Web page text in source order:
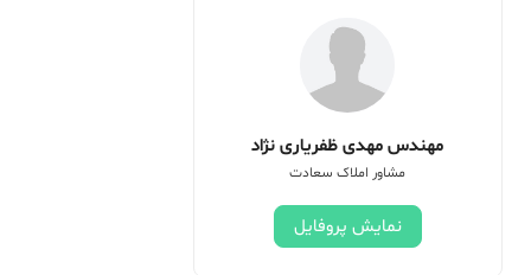
مهندس مهدی ظفریاری نژاد
مشاور املاک سعادت
نمایش پروفایل